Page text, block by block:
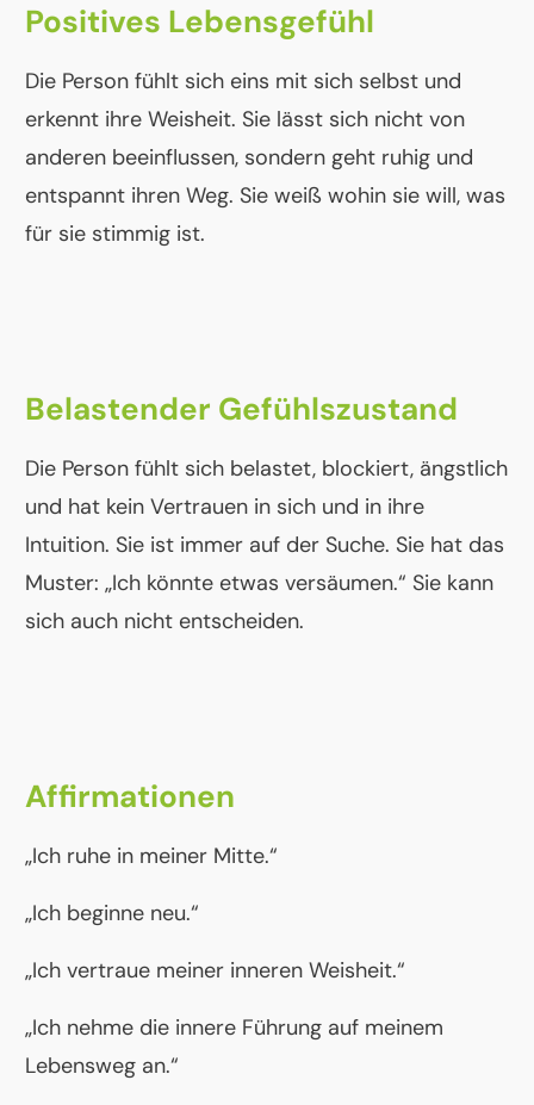
Positives Lebensgefühl
Die Person fühlt sich eins mit sich selbst und
erkennt ihre Weisheit. Sie lässt sich nicht von
anderen beeinflussen, sondern geht ruhig und
entspannt ihren Weg. Sie weiß wohin sie will, was
für sie stimmig ist.
Belastender Gefühlszustand
Die Person fühlt sich belastet, blockiert, ängstlich
und hat kein Vertrauen in sich und in ihre
Intuition. Sie ist immer auf der Suche. Sie hat das
Muster: „Ich könnte etwas versäumen.“ Sie kann
sich auch nicht entscheiden.
Affirmationen
„Ich ruhe in meiner Mitte.“
„Ich beginne neu.“
„Ich vertraue meiner inneren Weisheit.“
„Ich nehme die innere Führung auf meinem
Lebensweg an.“